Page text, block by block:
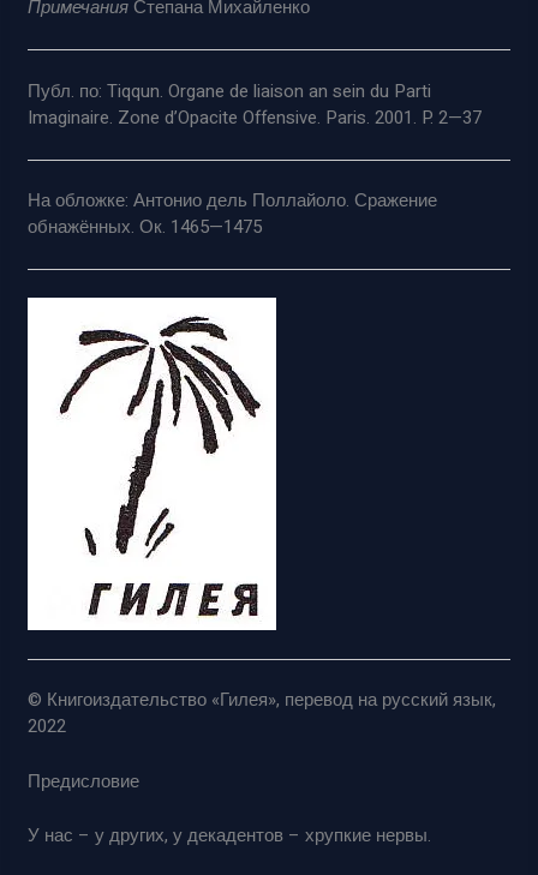
Примечания Степана Михайленко
Публ. по: Tiqqun. Organe de liaison an sein du Parti
Imaginaire. Zone d’Opacite Offensive. Paris. 2001. P. 2—37
На обложке: Антонио дель Поллайоло. Сражение
обнажённых. Ок. 1465—1475
© Книгоиздательство «Гилея», перевод на русский язык,
2022
Предисловие
У нас – у других, у декадентов – хрупкие нервы.